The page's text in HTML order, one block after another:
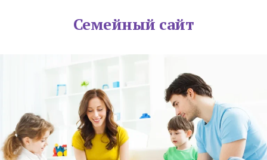
Семейный сайт